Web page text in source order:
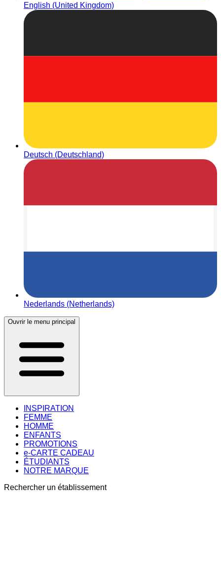
English (United Kingdom)
Deutsch (Deutschland)
Nederlands (Netherlands)
Ouvrir le menu principal
INSPIRATION
FEMME
HOMME
ENFANTS
PROMOTIONS
e-CARTE CADEAU
ÉTUDIANTS
NOTRE MARQUE
Rechercher un établissement